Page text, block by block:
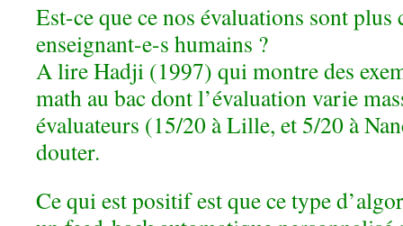
Est-ce que ce nos évaluations sont plus
enseignant-e-s humains ?
A lire Hadji (1997) qui montre des
math au bac dont l’évaluation varie
évaluateurs (15/20 à Lille, et 5/20 à
douter.
Ce qui est positif est que ce type